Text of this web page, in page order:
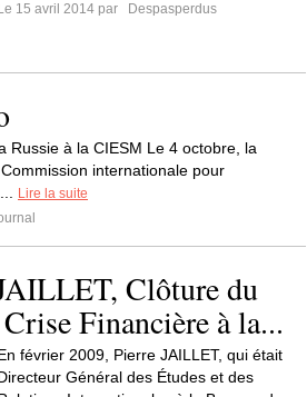
Le 15 avril 2014 par
Despasperdus
Russie à la CIESM Le 4 octobre, la
internationale pour
Lire la suite
Clôture du
Financière à la...
février 2009, Pierre JAILLET, qui était
Général des Études et des